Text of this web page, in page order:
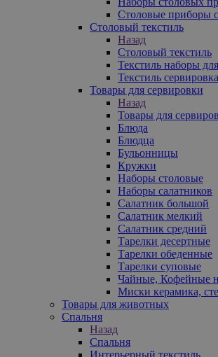
Столовые приборы
Столовый текстиль
Назад
Столовый текстиль
Текстиль наборы
Текстиль сервировка
Товары для сервировки
Назад
Товары для
Блюда
Блюдца
Бульонницы
Кружки
Наборы столовые
Наборы салатников
Салатник большой
Салатник мелкий
Салатник средний
Тарелки десертные
Тарелки обеденные
Тарелки суповые
Чайные, Кофейные
Миски керамика,
Товары для животных
Спальня
Назад
Спальня
Интерьерный текстиль